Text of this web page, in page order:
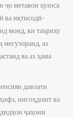
метавон хулоса
ва иқтисодӣ-
монд, ки таъриху
мегузоранд, аз
ва аз ҳама
давлати
нигоҳдошт ва
ҷаҳони